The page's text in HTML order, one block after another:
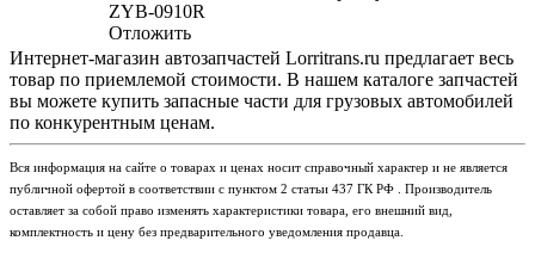
ZYB-0910R
Отложить
Интернет-магазин автозапчастей Lorritrans.ru предлагает весь
товар по приемлемой стоимости. В нашем каталоге запчастей
вы можете купить запасные части для грузовых автомобилей
по конкурентным ценам.
Вся информация на сайте о товарах и ценах носит справочный характер и не является
публичной офертой в соответствии с пунктом 2 статьи 437 ГК РФ . Производитель
оставляет за собой право изменять характеристики товара, его внешний вид,
комплектность и цену без предварительного уведомления продавца.